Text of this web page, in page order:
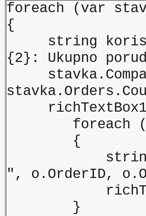
foreach (var
{
string
{2}: Ukupno
foreach
{
string
", o.OrderID,
}